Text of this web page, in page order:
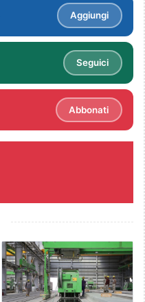
Aggiungi
Seguici
Abbonati